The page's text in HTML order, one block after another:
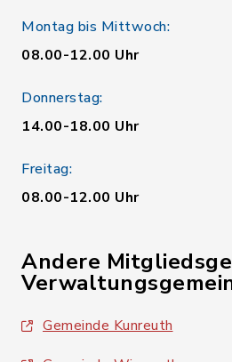
Montag bis Mittwoch:
08.00-12.00 Uhr
Donnerstag:
14.00-18.00 Uhr
Freitag:
08.00-12.00 Uhr
Andere
Gemeinde Kunreuth